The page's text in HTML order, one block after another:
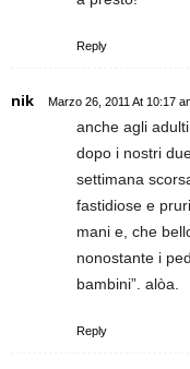
Reply
nik Marzo 26, 2011 At 10:17
anche agli
dopo i nostri
settimana
fastidiose e
mani e, che
nonostante i
bambini”. alòa.
Reply